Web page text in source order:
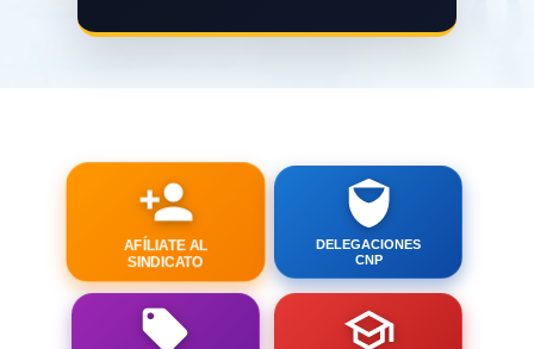
AFÍLIATE AL
SINDICATO
DELEGACIONES
CNP